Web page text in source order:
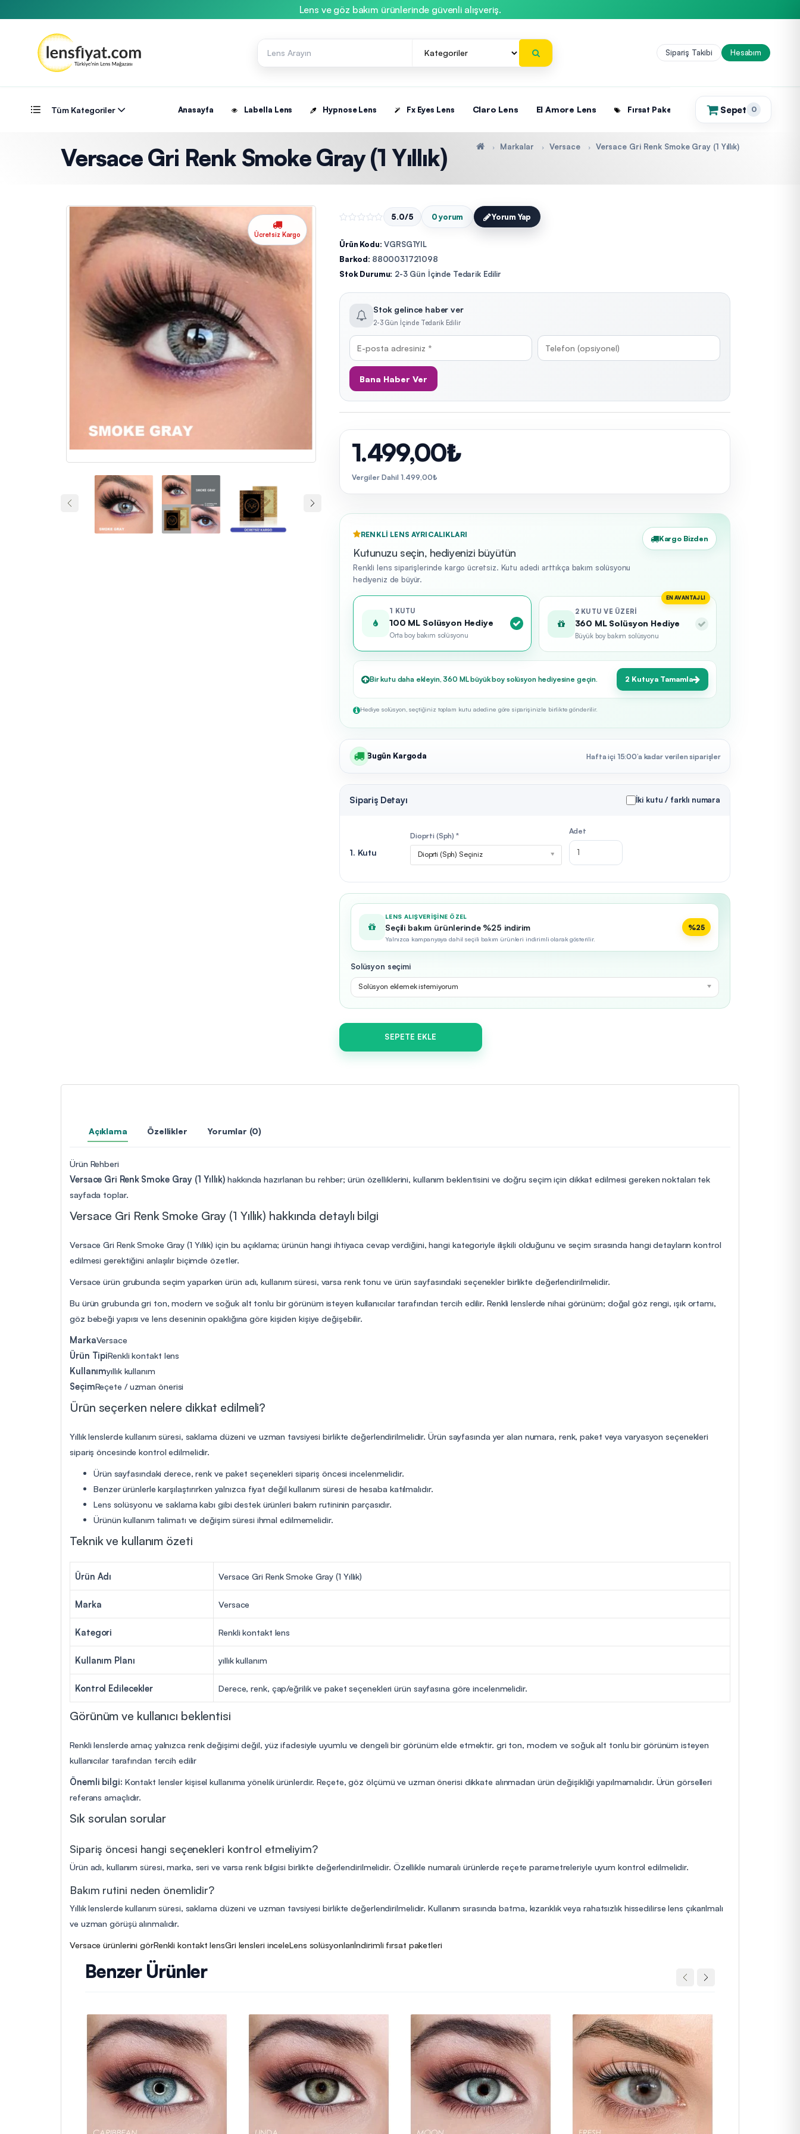
Lens ve göz bakım ürünlerinde güvenli alışveriş.
Sipariş Takibi Hesabım
Tüm Kategoriler Anasayfa Labella Lens Hypnose Lens Fx Eyes Lens Claro Lens El Amore Lens Fırsat Paketleri Sepet 0
(0)
Versace Gri Renk Smoke Gray (1 Yıllık) Markalar Versace Versace Gri Renk Smoke Gray (1 Yıllık)
Ücretsiz Kargo
5.0/5 0 yorum Yorum Yap
Ürün Kodu: VGRSG1YIL
Barkod: 8800031721098
Stok Durumu: 2-3 Gün İçinde Tedarik Edilir
Stok gelince haber ver
2-3 Gün İçinde Tedarik Edilir
Bana Haber Ver
1.499,00₺
Vergiler Dahil 1.499,00₺
RENKLI LENS AYRICALIKLARI
Kutunuzu seçin, hediyenizi büyütün
Renkli lens siparişlerinde kargo ücretsiz. Kutu adedi arttıkça bakım solüsyonu
hediyeniz de büyür.
Kargo Bizden
1 KUTU
100 ML Solüsyon Hediye
Orta boy bakım solüsyonu
EN AVANTAJLI
2 KUTU VE ÜZERI
360 ML Solüsyon Hediye
Büyük boy bakım solüsyonu
Bir kutu daha ekleyin, 360 ML büyük boy solüsyon hediyesine geçin. 2 Kutuya Tamamla
Hediye solüsyon, seçtiğiniz toplam kutu adedine göre siparişinizle birlikte gönderilir.
Bugün Kargoda Hafta içi 15:00’a kadar verilen siparişler
Sipariş Detayı İki kutu / farklı numara
1. Kutu
Dioprti (Sph) *
Dioprti (Sph) Seçiniz
Adet
LENS ALIŞVERIŞINE ÖZEL
Seçili bakım ürünlerinde %25 indirim
Yalnızca kampanyaya dahil seçili bakım ürünleri indirimli olarak gösterilir.
%25
Solüsyon seçimi
Solüsyon eklemek istemiyorum
SEPETE EKLE
Açıklama Özellikler Yorumlar (0)
Ürün Rehberi
Versace Gri Renk Smoke Gray (1 Yıllık) hakkında hazırlanan bu rehber; ürün özelliklerini, kullanım beklentisini ve doğru seçim için dikkat edilmesi gereken noktaları tek
sayfada toplar.
Versace Gri Renk Smoke Gray (1 Yıllık) hakkında detaylı bilgi
Versace Gri Renk Smoke Gray (1 Yıllık) için bu açıklama; ürünün hangi ihtiyaca cevap verdiğini, hangi kategoriyle ilişkili olduğunu ve seçim sırasında hangi detayların kontrol
edilmesi gerektiğini anlaşılır biçimde özetler.
Versace ürün grubunda seçim yaparken ürün adı, kullanım süresi, varsa renk tonu ve ürün sayfasındaki seçenekler birlikte değerlendirilmelidir.
Bu ürün grubunda gri ton, modern ve soğuk alt tonlu bir görünüm isteyen kullanıcılar tarafından tercih edilir. Renkli lenslerde nihai görünüm; doğal göz rengi, ışık ortamı,
göz bebeği yapısı ve lens deseninin opaklığına göre kişiden kişiye değişebilir.
MarkaVersace
Ürün TipiRenkli kontakt lens
Kullanımyıllık kullanım
SeçimReçete / uzman önerisi
Ürün seçerken nelere dikkat edilmeli?
Yıllık lenslerde kullanım süresi, saklama düzeni ve uzman tavsiyesi birlikte değerlendirilmelidir. Ürün sayfasında yer alan numara, renk, paket veya varyasyon seçenekleri
sipariş öncesinde kontrol edilmelidir.
Ürün sayfasındaki derece, renk ve paket seçenekleri sipariş öncesi incelenmelidir.
Benzer ürünlerle karşılaştırırken yalnızca fiyat değil kullanım süresi de hesaba katılmalıdır.
Lens solüsyonu ve saklama kabı gibi destek ürünleri bakım rutininin parçasıdır.
Ürünün kullanım talimatı ve değişim süresi ihmal edilmemelidir.
Teknik ve kullanım özeti
Ürün Adı Versace Gri Renk Smoke Gray (1 Yıllık)
Marka Versace
Kategori Renkli kontakt lens
Kullanım Planı yıllık kullanım
Kontrol Edilecekler Derece, renk, çap/eğrilik ve paket seçenekleri ürün sayfasına göre incelenmelidir.
Görünüm ve kullanıcı beklentisi
Renkli lenslerde amaç yalnızca renk değişimi değil, yüz ifadesiyle uyumlu ve dengeli bir görünüm elde etmektir. gri ton, modern ve soğuk alt tonlu bir görünüm isteyen
kullanıcılar tarafından tercih edilir
Önemli bilgi: Kontakt lensler kişisel kullanıma yönelik ürünlerdir. Reçete, göz ölçümü ve uzman önerisi dikkate alınmadan ürün değişikliği yapılmamalıdır. Ürün görselleri
referans amaçlıdır.
Sık sorulan sorular
Sipariş öncesi hangi seçenekleri kontrol etmeliyim?
Ürün adı, kullanım süresi, marka, seri ve varsa renk bilgisi birlikte değerlendirilmelidir. Özellikle numaralı ürünlerde reçete parametreleriyle uyum kontrol edilmelidir.
Bakım rutini neden önemlidir?
Yıllık lenslerde kullanım süresi, saklama düzeni ve uzman tavsiyesi birlikte değerlendirilmelidir. Kullanım sırasında batma, kızarıklık veya rahatsızlık hissedilirse lens çıkarılmalı
ve uzman görüşü alınmalıdır.
Versace ürünlerini görRenkli kontakt lensGri lensleri inceleLens solüsyonlarıİndirimli fırsat paketleri
Benzer Ürünler